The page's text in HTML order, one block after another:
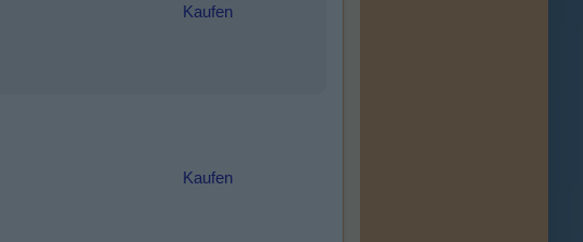
Kaufen
Kaufen